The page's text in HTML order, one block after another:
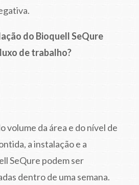
do Bioquell SeQure
de trabalho?
volume da área e do nível de
a instalação e a
SeQure podem ser
dentro de uma semana.